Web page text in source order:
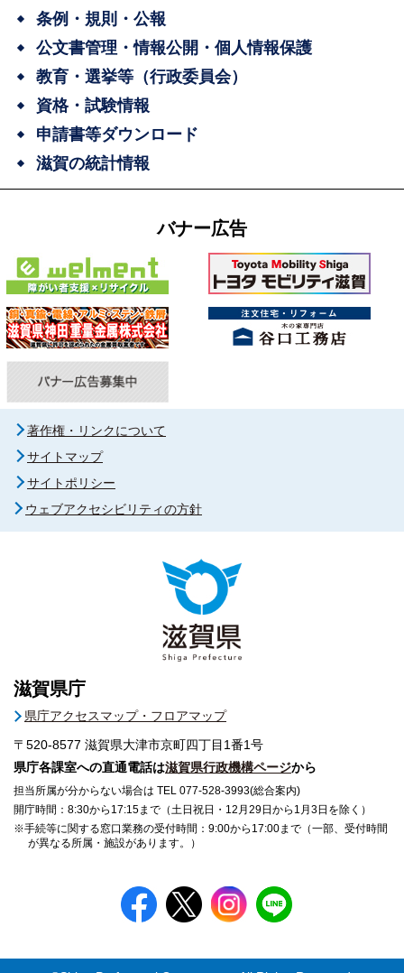
条例・規則・公報
公文書管理・情報公開・個人情報保護
教育・選挙等（行政委員会）
資格・試験情報
申請書等ダウンロード
滋賀の統計情報
バナー広告
著作権・リンクについて
サイトマップ
サイトポリシー
ウェブアクセシビリティの方針
滋賀県庁
県庁アクセスマップ・フロアマップ
〒520-8577 滋賀県大津市京町四丁目1番1号
県庁各課室への直通電話は滋賀県行政機構ページから
担当所属が分からない場合は TEL 077-528-3993(総合案内)
開庁時間：8:30から17:15まで（土日祝日・12月29日から1月3日を除く）
※手続等に関する窓口業務の受付時間：9:00から17:00まで（一部、受付時間
が異なる所属・施設があります。）